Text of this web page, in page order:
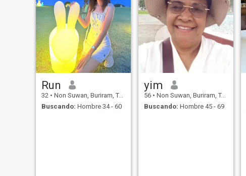
Run
32 • Non Suwan, Buriram, Tailandia
Buscando: Hombre 34 - 60
yim
56 • Non Suwan, Buriram, Tailandia
Buscando: Hombre 45 - 69